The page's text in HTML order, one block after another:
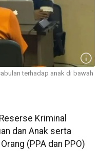
terhadap anak di bawah
Kriminal
dan Anak serta
(PPA dan PPO)